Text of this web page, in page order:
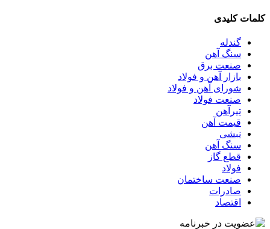
کلمات کلیدی
گندله
سنگ آهن
صنعت برق
بازار آهن و فولاد
شورای آهن و فولاد
صنعت فولاد
تیرآهن
قیمت آهن
نبشی
سنگ آهن
قطع گاز
فولاد
صنعت ساختمان
صادرات
اقتصاد